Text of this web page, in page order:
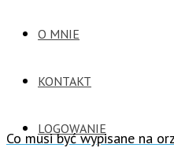
O MNIE
KONTAKT
LOGOWANIE
Co musi być wypisane na